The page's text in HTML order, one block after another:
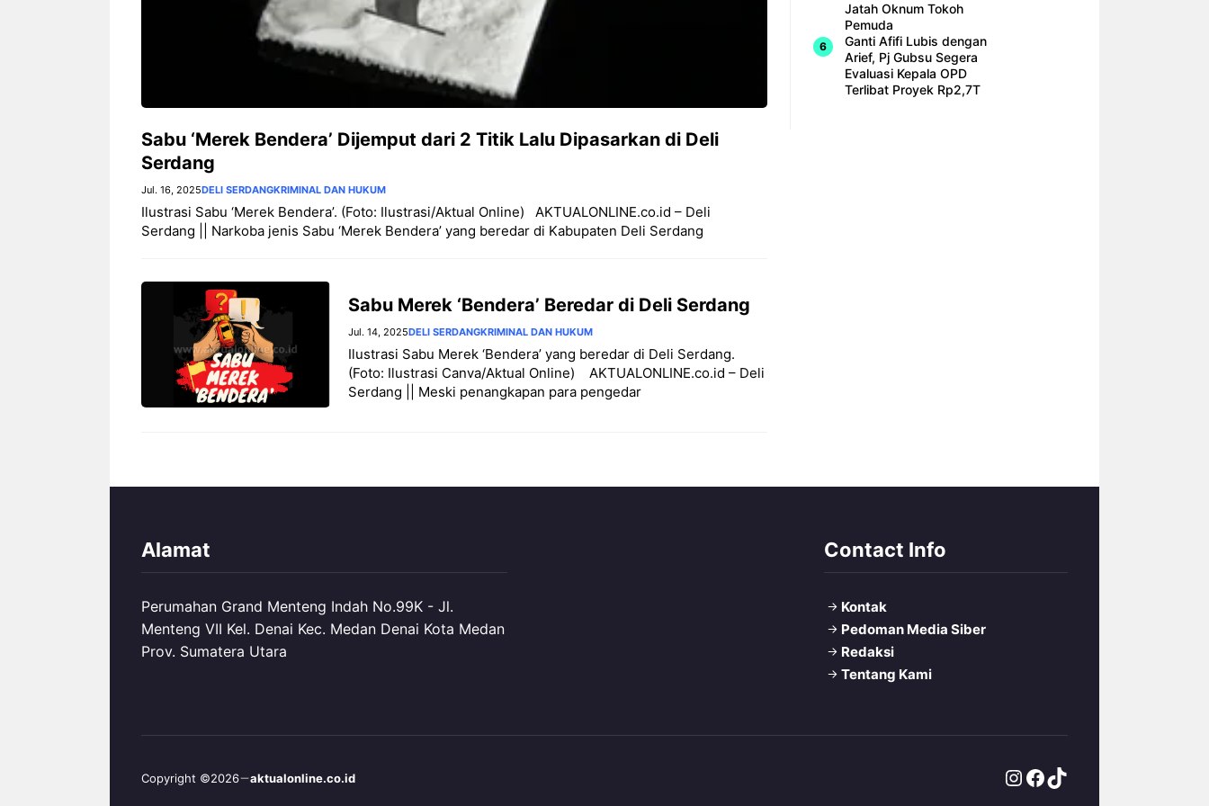
‎Sabu ‘Merek Bendera’ Dijemput dari 2 Titik Lalu Dipasarkan di Deli
Serdang
Jul. 16, 2025DELI SERDANGKRIMINAL DAN HUKUM
‎Ilustrasi Sabu ‘Merek Bendera’. (Foto: Ilustrasi/Aktual Online) ‎ ‎ ‎AKTUALONLINE.co.id – Deli
Serdang || Narkoba jenis Sabu ‘Merek Bendera’ yang beredar di Kabupaten Deli Serdang
‎Sabu Merek ‘Bendera’ Beredar di Deli Serdang
Jul. 14, 2025DELI SERDANGKRIMINAL DAN HUKUM
Ilustrasi Sabu Merek ‘Bendera’ yang beredar di Deli Serdang.
(Foto: Ilustrasi Canva/Aktual Online) ‎ ‎ ‎ ‎AKTUALONLINE.co.id – Deli
Serdang || Meski penangkapan para pengedar
Jatah Oknum Tokoh
Pemuda
Ganti Afifi Lubis dengan
Arief, Pj Gubsu Segera
Evaluasi Kepala OPD
Terlibat Proyek Rp2,7T
Alamat
Perumahan Grand Menteng Indah No.99K - Jl.
Menteng VII Kel. Denai Kec. Medan Denai Kota Medan
Prov. Sumatera Utara
Contact Info
Kontak
Pedoman Media Siber
Redaksi
Tentang Kami
Copyright ©2026 aktualonline.co.id Instagram
Facebook
TikTok